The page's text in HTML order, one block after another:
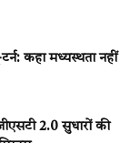
कहा मध्यस्थता नहीं
2.0 सुधारों की